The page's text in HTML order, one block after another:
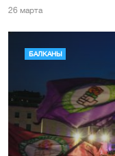
26 марта
БАЛКАНЫ